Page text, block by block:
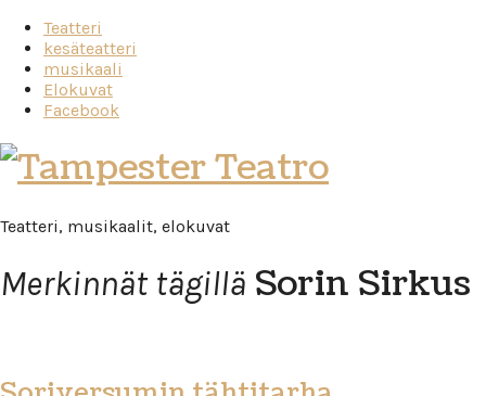
Teatteri
kesäteatteri
musikaali
Elokuvat
Facebook
Tampester
Teatro
Teatteri, musikaalit, elokuvat
Merkinnät tägillä Sorin Sirkus